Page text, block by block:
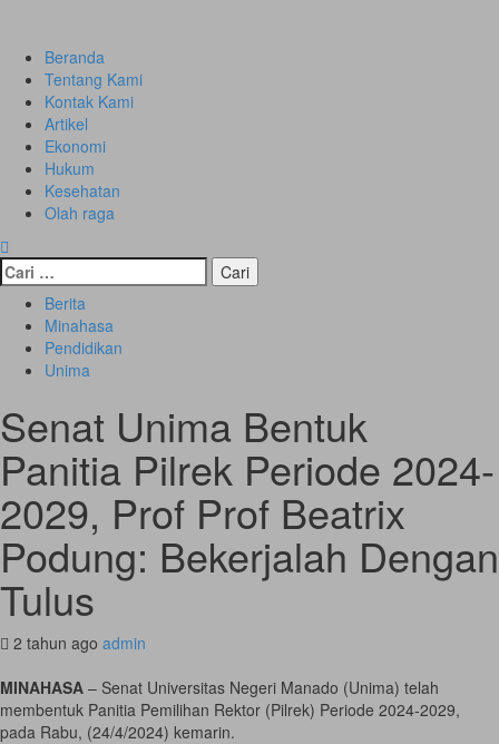
content
Menu
Beranda
Tentang Kami
Kontak Kami
Artikel
Ekonomi
Hukum
Kesehatan
Olah raga
Cari
untuk:
Berita
Minahasa
Pendidikan
Unima
Senat Unima Bentuk
Panitia Pilrek Periode 2024-
2029, Prof Prof Beatrix
Podung: Bekerjalah Dengan
Tulus
2 tahun ago admin
MINAHASA – Senat Universitas Negeri Manado (Unima) telah
membentuk Panitia Pemilihan Rektor (Pilrek) Periode 2024-2029,
pada Rabu, (24/4/2024) kemarin.